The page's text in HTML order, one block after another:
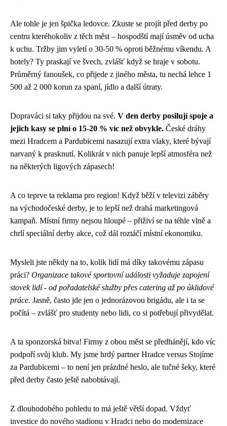
Ale tohle je jen špička ledovce. Zkuste se projít před derby po
centru kteréhokoliv z těch měst – hospodští mají úsměv od ucha
k uchu. Tržby jim vyletí o 30-50 % oproti běžnému víkendu. A
hotely? Ty praskají ve švech, zvlášť když se hraje v sobotu.
Průměrný fanoušek, co přijede z jiného města, tu nechá lehce 1
500 až 2 000 korun za spaní, jídlo a další útraty.
Dopraváci si taky přijdou na své. V den derby posilují spoje a
jejich kasy se plní o 15-20 % víc než obvykle. České dráhy
mezi Hradcem a Pardubicemi nasazují extra vlaky, které bývají
narvaný k prasknutí. Kolikrát v nich panuje lepší atmosféra než
na některých ligových zápasech!
A co teprve ta reklama pro region! Když běží v televizi záběry
na východočeské derby, je to lepší než drahá marketingová
kampaň. Místní firmy nejsou hloupé – přiživí se na téhle vlně a
chrlí speciální derby akce, což dál roztáčí místní ekonomiku.
Mysleli jste někdy na to, kolik lidí má díky takovému zápasu
práci? Organizace takové sportovní události vyžaduje zapojení
stovek lidí - od pořadatelské služby přes catering až po úklidové
práce. Jasně, často jde jen o jednorázovou brigádu, ale i ta se
počítá – zvlášť pro studenty nebo lidi, co si potřebují přivydělat.
A ta sponzorská bitva! Firmy z obou měst se předhánějí, kdo víc
podpoří svůj klub. My jsme hrdý partner Hradce versus Stojíme
za Pardubicemi – to není jen prázdné heslo, ale tučné šeky, které
před derby často ještě nabobtávají.
Z dlouhodobého pohledu to má ještě větší dopad. Vždyť
investice do nového stadionu v Hradci nebo do modernizace